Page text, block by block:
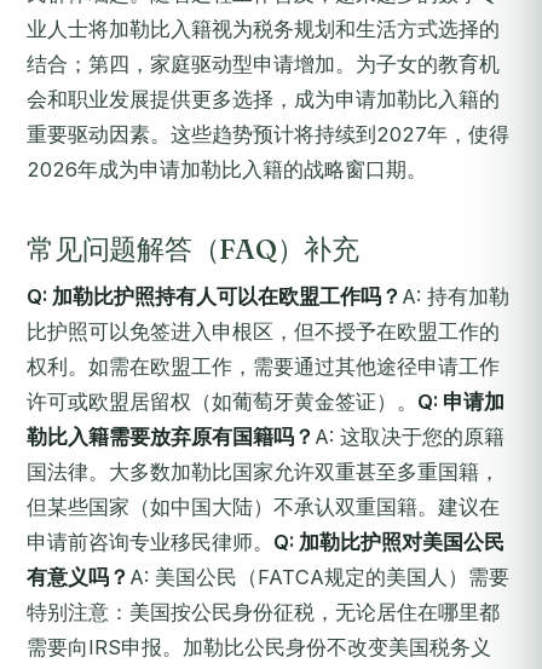
业人士将加勒比入籍视为税务规划和生活方式选择的
结合；第四，家庭驱动型申请增加。为子女的教育机
会和职业发展提供更多选择，成为申请加勒比入籍的
重要驱动因素。这些趋势预计将持续到2027年，使得
2026年成为申请加勒比入籍的战略窗口期。
常见问题解答（FAQ）补充
Q: 加勒比护照持有人可以在欧盟工作吗？ A: 持有加勒
比护照可以免签进入申根区，但不授予在欧盟工作的
权利。如需在欧盟工作，需要通过其他途径申请工作
许可或欧盟居留权（如葡萄牙黄金签证）。 Q: 申请加
勒比入籍需要放弃原有国籍吗？ A: 这取决于您的原籍
国法律。大多数加勒比国家允许双重甚至多重国籍，
但某些国家（如中国大陆）不承认双重国籍。建议在
申请前咨询专业移民律师。 Q: 加勒比护照对美国公民
有意义吗？ A: 美国公民（FATCA规定的美国人）需要
特别注意：美国按公民身份征税，无论居住在哪里都
需要向IRS申报。加勒比公民身份不改变美国税务义